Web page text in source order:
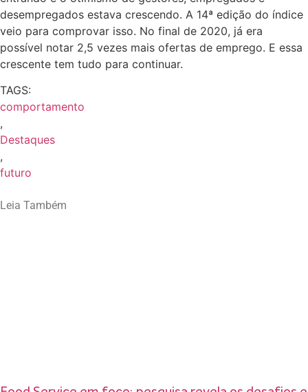
desempregados estava crescendo. A 14ª edição do índice
veio para comprovar isso. No final de 2020, já era
possível notar 2,5 vezes mais ofertas de emprego. E essa
crescente tem tudo para continuar.
TAGS:
comportamento
,
Destaques
,
futuro
Leia Também